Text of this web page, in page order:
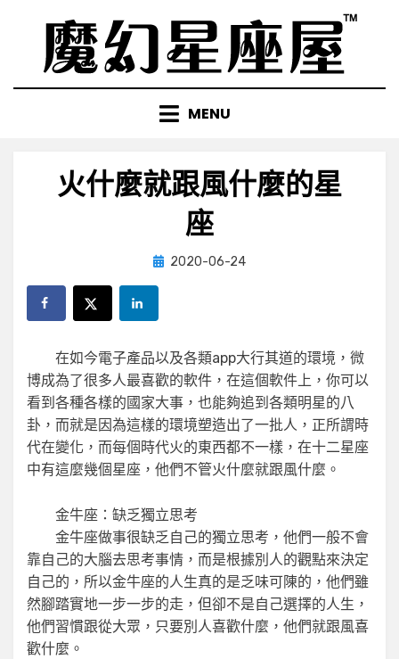
content
MENU
火什麼就跟風什麼的星
座
by小編
Posted
2020-06-24
在如今電子產品以及各類app大行其道的環境，微
博成為了很多人最喜歡的軟件，在這個軟件上，你可以
看到各種各樣的國家大事，也能夠追到各類明星的八
卦，而就是因為這樣的環境塑造出了一批人，正所謂時
代在變化，而每個時代火的東西都不一樣，在十二星座
中有這麼幾個星座，他們不管火什麼就跟風什麼。
金牛座：缺乏獨立思考
金牛座做事很缺乏自己的獨立思考，他們一般不會
靠自己的大腦去思考事情，而是根據別人的觀點來決定
自己的，所以金牛座的人生真的是乏味可陳的，他們雖
然腳踏實地一步一步的走，但卻不是自己選擇的人生，
他們習慣跟從大眾，只要別人喜歡什麼，他們就跟風喜
歡什麼。